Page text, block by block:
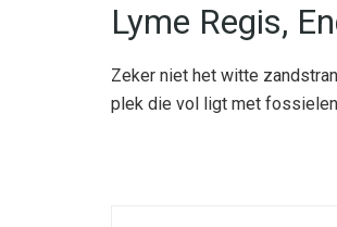
Lyme Regis,
Zeker niet het witte
plek die vol ligt met fossielen